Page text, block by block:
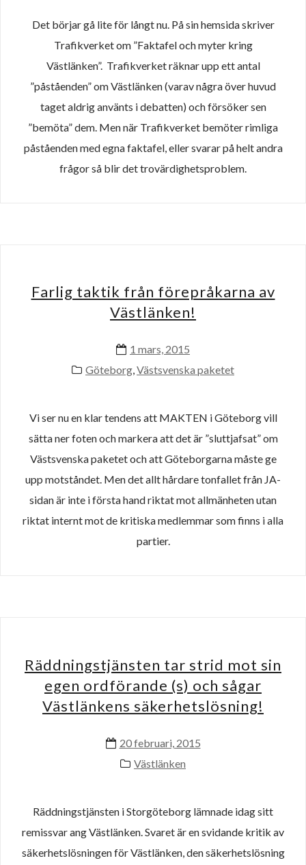
Det börjar gå lite för långt nu. På sin hemsida skriver
Trafikverket om ”Faktafel och myter kring
Västlänken”. Trafikverket räknar upp ett antal
”påståenden” om Västlänken (varav några över huvud
taget aldrig använts i debatten) och försöker sen
”bemöta” dem. Men när Trafikverket bemöter rimliga
påståenden med egna faktafel, eller svarar på helt andra
frågor så blir det trovärdighetsproblem.
Farlig taktik från förepråkarna av
Västlänken!
1 mars, 2015
Göteborg,Västsvenska paketet
Vi ser nu en klar tendens att MAKTEN i Göteborg vill
sätta ner foten och markera att det är ”sluttjafsat” om
Västsvenska paketet och att Göteborgarna måste ge
upp motståndet. Men det allt hårdare tonfallet från JA-
sidan är inte i första hand riktat mot allmänheten utan
riktat internt mot de kritiska medlemmar som finns i alla
partier.
Räddningstjänsten tar strid mot sin
egen ordförande (s) och sågar
Västlänkens säkerhetslösning!
20 februari, 2015
Västlänken
Räddningstjänsten i Storgöteborg lämnade idag sitt
remissvar ang Västlänken. Svaret är en svidande kritik av
säkerhetslösningen för Västlänken, den säkerhetslösning